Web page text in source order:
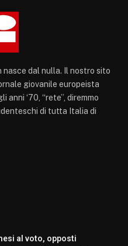
dal nulla. Il nostro sito
giovanile europeista
‘70, “rete”, diremmo
di tutta Italia di
al voto, opposti